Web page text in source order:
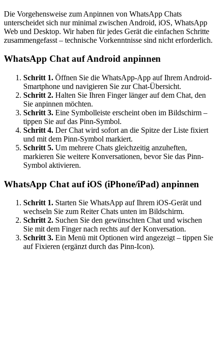
Die Vorgehensweise zum Anpinnen von WhatsApp Chats
unterscheidet sich nur minimal zwischen Android, iOS, WhatsApp
Web und Desktop. Wir haben für jedes Gerät die einfachen Schritte
zusammengefasst – technische Vorkenntnisse sind nicht erforderlich.
WhatsApp Chat auf Android anpinnen
Schritt 1. Öffnen Sie die WhatsApp-App auf Ihrem Android-
Smartphone und navigieren Sie zur Chat-Übersicht.
Schritt 2. Halten Sie Ihren Finger länger auf dem Chat, den
Sie anpinnen möchten.
Schritt 3. Eine Symbolleiste erscheint oben im Bildschirm –
tippen Sie auf das Pinn-Symbol.
Schritt 4. Der Chat wird sofort an die Spitze der Liste fixiert
und mit dem Pinn-Symbol markiert.
Schritt 5. Um mehrere Chats gleichzeitig anzuheften,
markieren Sie weitere Konversationen, bevor Sie das Pinn-
Symbol aktivieren.
WhatsApp Chat auf iOS (iPhone/iPad) anpinnen
Schritt 1. Starten Sie WhatsApp auf Ihrem iOS-Gerät und
wechseln Sie zum Reiter Chats unten im Bildschirm.
Schritt 2. Suchen Sie den gewünschten Chat und wischen
Sie mit dem Finger nach rechts auf der Konversation.
Schritt 3. Ein Menü mit Optionen wird angezeigt – tippen Sie
auf Fixieren (ergänzt durch das Pinn-Icon).